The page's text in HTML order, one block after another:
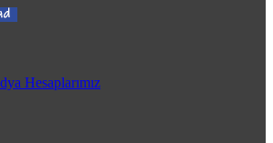
Hesaplarımız